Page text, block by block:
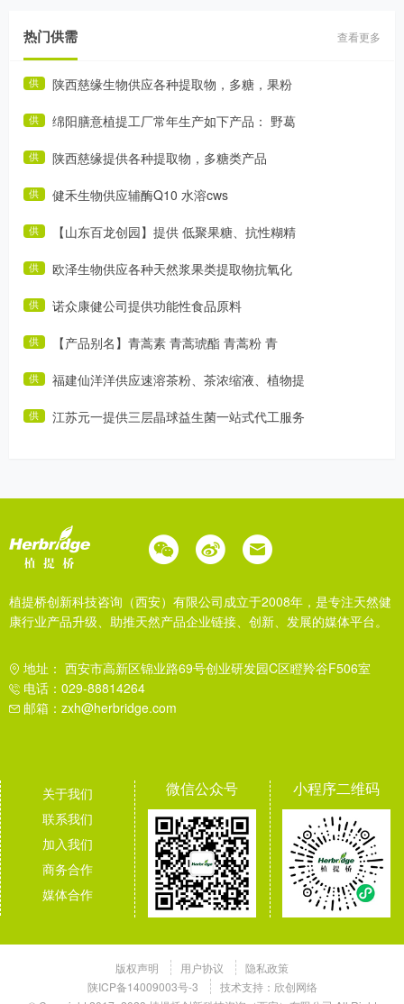
热门供需 查看更多
供 陕西慈缘生物供应各种提取物，多糖，果粉
供 绵阳膳意植提工厂常年生产如下产品： 野葛
供 陕西慈缘提供各种提取物，多糖类产品
供 健禾生物供应辅酶Q10 水溶cws
供 【山东百龙创园】提供 低聚果糖、抗性糊精
供 欧泽生物供应各种天然浆果类提取物抗氧化
供 诺众康健公司提供功能性食品原料
供 【产品别名】青蒿素 青蒿琥酯 青蒿粉 青
供 福建仙洋洋供应速溶茶粉、茶浓缩液、植物提
供 江苏元一提供三层晶球益生菌一站式代工服务
植提桥创新科技咨询（西安）有限公司成立于2008年，是专注天然健
康行业产品升级、助推天然产品企业链接、创新、发展的媒体平台。
地址： 西安市高新区锦业路69号创业研发园C区瞪羚谷F506室
电话：029-88814264
邮箱：zxh@herbridge.com
关于我们
联系我们
加入我们
商务合作
媒体合作
微信公众号 小程序二维码
版权声明 用户协议
隐私政策
陕ICP备14009003号-3
技术支持： 欣创网络